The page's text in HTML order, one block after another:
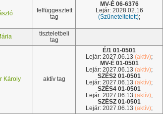
felfüggesztett
tag
MV-É 06-6376
Lejár: 2028.02.16
(Szüneteltetett);
tiszteletbeli
tag
Károly aktív tag
É/1 01-0501
Lejár: 2027.06.13 (aktív);
MV-É 01-0501
Lejár: 2027.06.13 (aktív);
SZÉS2 01-0501
Lejár: 2027.06.13 (aktív);
SZÉS4 01-0501
Lejár: 2027.06.13 (aktív);
SZÉSZ 01-0501
Lejár: 2027.06.13 (aktív);